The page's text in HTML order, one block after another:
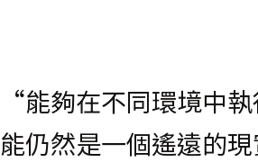
“能夠在不同環境中
能仍然是一個遙遠的